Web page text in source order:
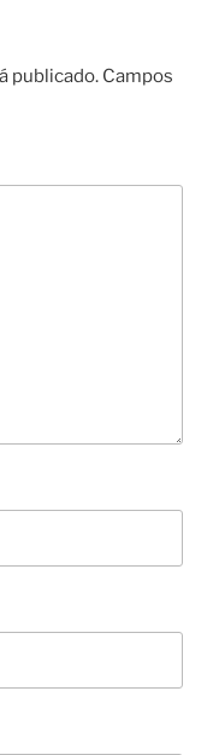
publicado. Campos